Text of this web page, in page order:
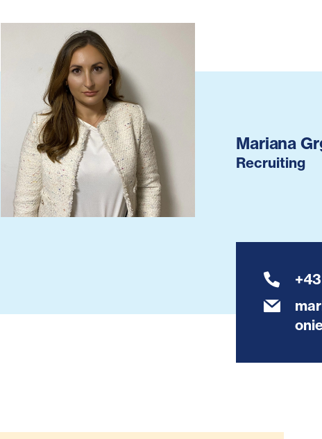
Mariana
Recruiting